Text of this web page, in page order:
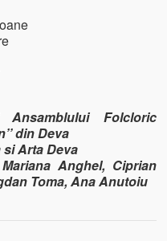
Folcloric
din Deva
Arta Deva
Anghel, Ciprian
Toma, Ana Anutoiu